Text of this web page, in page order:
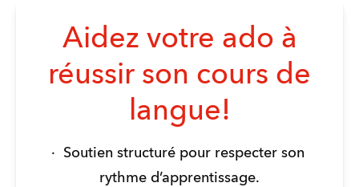
Aidez votre ado à
réussir son cours de
langue!
·  Soutien structuré pour respecter son
rythme d’apprentissage.